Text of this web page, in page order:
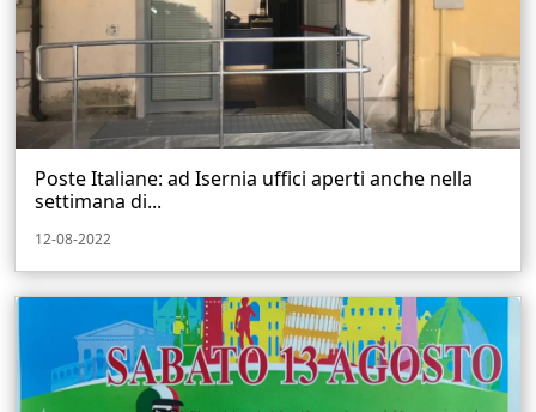
Poste Italiane: ad Isernia uffici aperti anche nella
settimana di...
12-08-2022